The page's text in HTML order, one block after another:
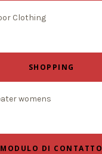
SHOPPING
MODULO DI CONTATTO